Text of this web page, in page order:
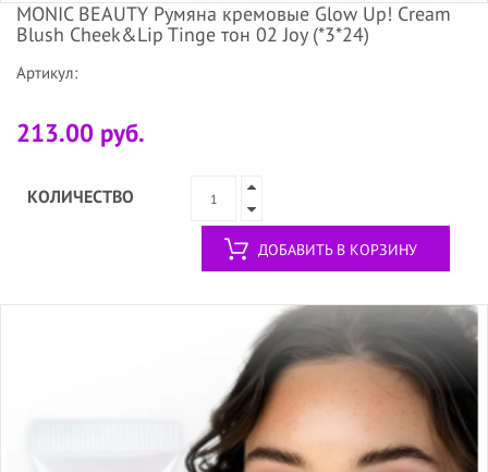
MONIC BEAUTY Румяна кремовые Glow Up! Cream
Blush Cheek&Lip Tinge тон 02 Joy (*3*24)
Артикул:
213.00 руб.
КОЛИЧЕСТВО
ДОБАВИТЬ В КОРЗИНУ